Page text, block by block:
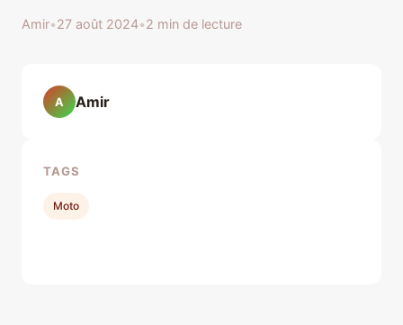
Amir•27 août 2024•2 min de lecture
A Amir
TAGS
Moto